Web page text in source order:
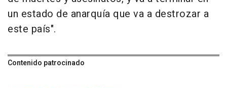
un estado de anarquía que va a destrozar a
este país".
Contenido patrocinado